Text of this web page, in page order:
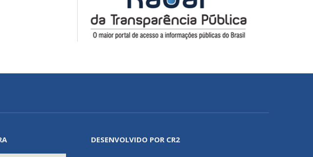
DESENVOLVIDO POR CR2